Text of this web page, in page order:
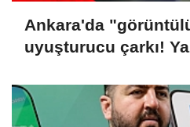
Ankara'da
uyuşturucu çarkı!